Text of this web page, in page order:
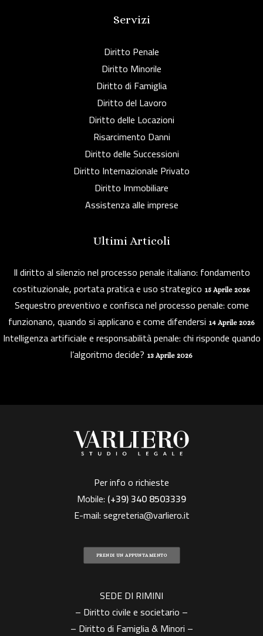
Servizi
Diritto Penale
Diritto Minorile
Diritto di Famiglia
Diritto del Lavoro
Diritto delle Locazioni
Risarcimento Danni
Diritto delle Successioni
Diritto Internazionale Privato
Diritto Immobiliare
Assistenza alle imprese
Ultimi Articoli
Il diritto al silenzio nel processo penale italiano: fondamento
costituzionale, portata pratica e uso strategico 15 Aprile 2026
Sequestro preventivo e confisca nel processo penale: come
funzionano, quando si applicano e come difendersi 14 Aprile 2026
Intelligenza artificiale e responsabilità penale: chi risponde quando
l’algoritmo decide? 13 Aprile 2026
Per info o richieste
Mobile: (+39)340 8503339
E-mail:segreteria@varliero.it
PRENDI UN APPUNTAMENTO
SEDE DI RIMINI
– Diritto civile e societario –
– Diritto di Famiglia & Minori –